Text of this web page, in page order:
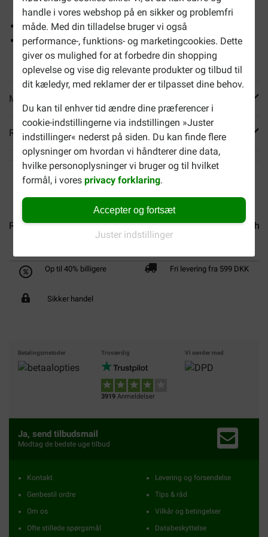
handle i vores webshop på en sikker og problemfri
måde. Med din tilladelse bruger vi også
performance-, funktions- og marketingcookies. Dette
giver os mulighed for at forbedre din shopping
oplevelse og vise dig relevante produkter og tilbud til
dit kæledyr, med reklamer der er tilpasset dine behov.
Du kan til enhver tid ændre dine præferencer i
cookie-indstillingerne via indstillingen »Juster
indstillinger« nederst på siden. Du kan finde flere
oplysninger om hvordan vi håndterer dine data,
hvilke personoplysninger vi bruger og til hvilket
formål, i voresprivacy forklaring.
Accepter og fortsæt
Juster indstillinger
omskiftelige situationer
Indeholder særlige, letfordøjelige proteiner
Rigt på førsteklasses proteiner, fedtstoffer, fibre,
vitaminer og mineraler for en almen god sundhed
Mere info
Reviews
Royal Canin Adult Gravhund... Royal Canin Adult
Op til 40% billigere Fri levering fra 599 DKK
Sikker handel
Betalingsmetoder Troværdig
3919 Anmeldelser
Vi sender med
Ja, send tilbudsmail
Modtag de bedste uge tilbud
Kontakt
Genbestil ordre
Om os
Ofte stillede spørgsmål
Levering og forsendelse
Tips & råd
Vilkår og betingelser
Databeskyttelse